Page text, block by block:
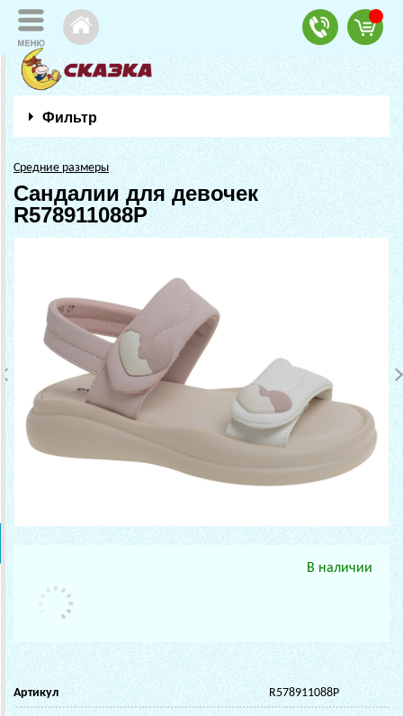
Фильтр
Средние размеры
Сандалии для девочек
R578911088P
В наличии
Артикул R578911088P